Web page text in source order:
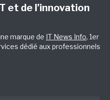
et de l’innovation
marque de IT News Info, 1er
dédié aux professionnels